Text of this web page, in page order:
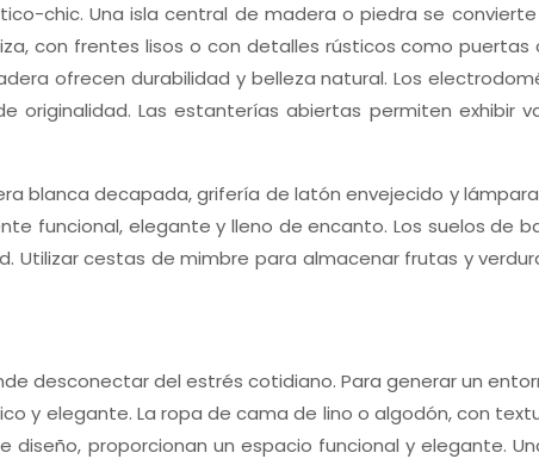
chic. Una isla central de madera o piedra se
con frentes lisos o con detalles rústicos como
ofrecen durabilidad y belleza natural. Los
Las estanterías abiertas permiten exhibir
blanca decapada, grifería de latón envejecido y
funcional, elegante y lleno de encanto. Los suelos de
cestas de mimbre para almacenar frutas y
desconectar del estrés cotidiano. Para generar un
y elegante. La ropa de cama de lino o algodón, con
proporcionan un espacio funcional y elegante.